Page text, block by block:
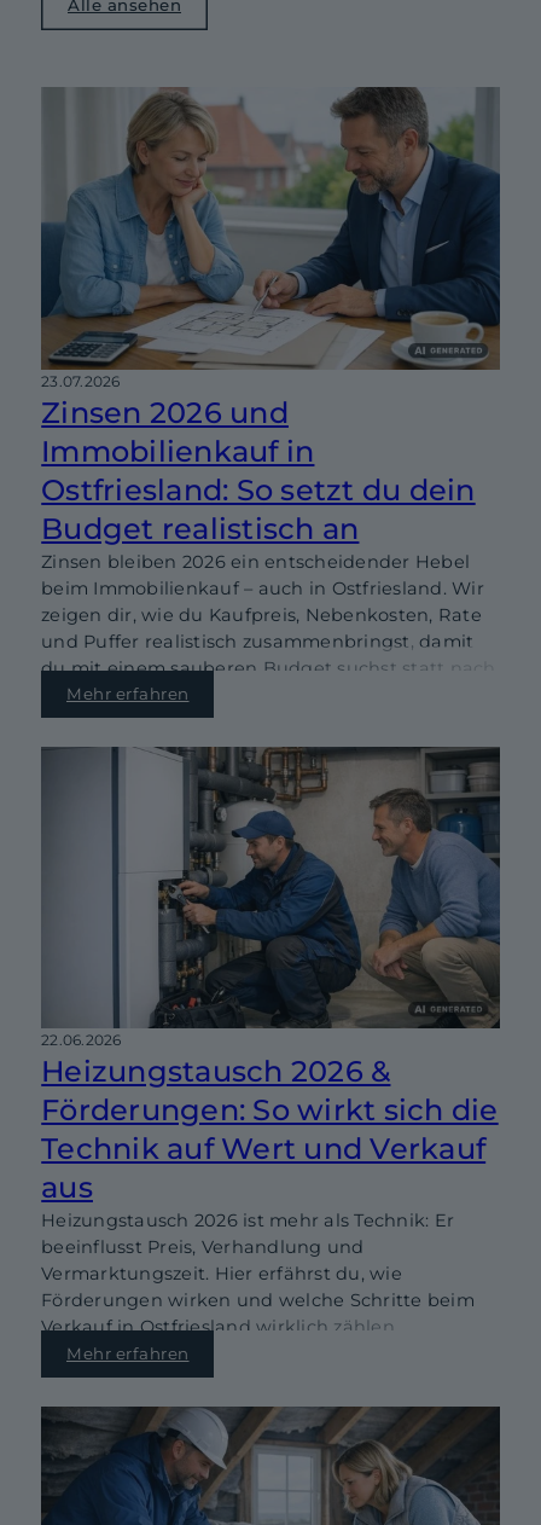
Alle ansehen
23.07.2026
Zinsen 2026 und
Immobilienkauf in
Ostfriesland: So setzt du dein
Budget realistisch an
Zinsen bleiben 2026 ein entscheidender Hebel
beim Immobilienkauf – auch in Ostfriesland. Wir
zeigen dir, wie du Kaufpreis, Nebenkosten, Rate
und Puffer realistisch zusammenbringst, damit
du mit einem sauberen Budget suchst statt nach
Bauchgefühl.
Mehr erfahren
22.06.2026
Heizungstausch 2026 &
Förderungen: So wirkt sich die
Technik auf Wert und Verkauf
aus
Heizungstausch 2026 ist mehr als Technik: Er
beeinflusst Preis, Verhandlung und
Vermarktungszeit. Hier erfährst du, wie
Förderungen wirken und welche Schritte beim
Verkauf in Ostfriesland wirklich zählen.
Mehr erfahren